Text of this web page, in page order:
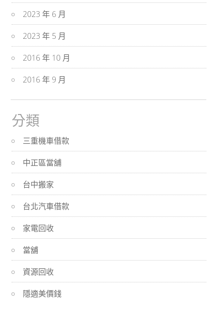
2023 年 6 月
2023 年 5 月
2016 年 10 月
2016 年 9 月
分類
三重機車借款
中正區當舖
台中搬家
台北汽車借款
家電回收
當舖
資源回收
隱適美價錢